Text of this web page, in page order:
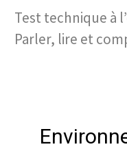
Test technique à
Parler, lire et